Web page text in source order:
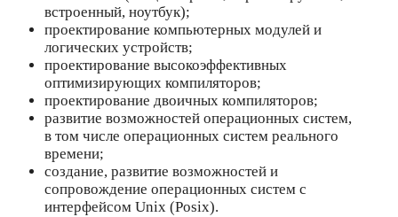
встроенный, ноутбук);
проектирование компьютерных модулей и
логических устройств;
проектирование высокоэффективных
оптимизирующих компиляторов;
проектирование двоичных компиляторов;
развитие возможностей операционных систем,
в том числе операционных систем реального
времени;
создание, развитие возможностей и
сопровождение операционных систем с
интерфейсом Unix (Posix).